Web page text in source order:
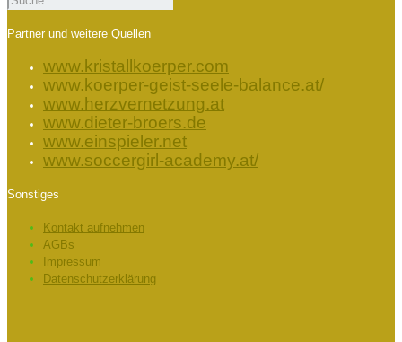
Partner und weitere Quellen
www.kristallkoerper.com
www.koerper-geist-seele-balance.at/
www.herzvernetzung.at
www.dieter-broers.de
www.einspieler.net
www.soccergirl-academy.at/
Sonstiges
Kontakt aufnehmen
AGBs
Impressum
Datenschutzerklärung